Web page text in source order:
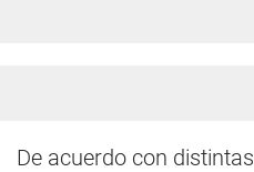
De acuerdo con